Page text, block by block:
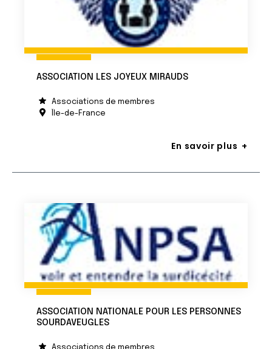
ASSOCIATION LES JOYEUX MIRAUDS
Associations de membres
Île-de-France
En savoir plus
ASSOCIATION NATIONALE POUR LES PERSONNES
SOURDAVEUGLES